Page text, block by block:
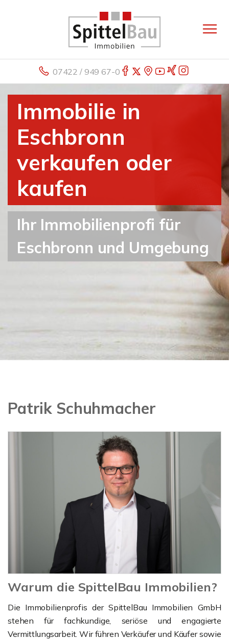
07422 / 949 67-0
Immobilie in
Eschbronn
verkaufen oder
kaufen
Ihr Immobilienprofi für
Eschbronn und Umgebung
Patrik Schuhmacher
Warum die SpittelBau Immobilien?
Die Immobilienprofis der SpittelBau Immobilien GmbH
stehen für fachkundige, seriöse und engagierte
Vermittlungsarbeit. Wir führen Verkäufer und Käufer sowie